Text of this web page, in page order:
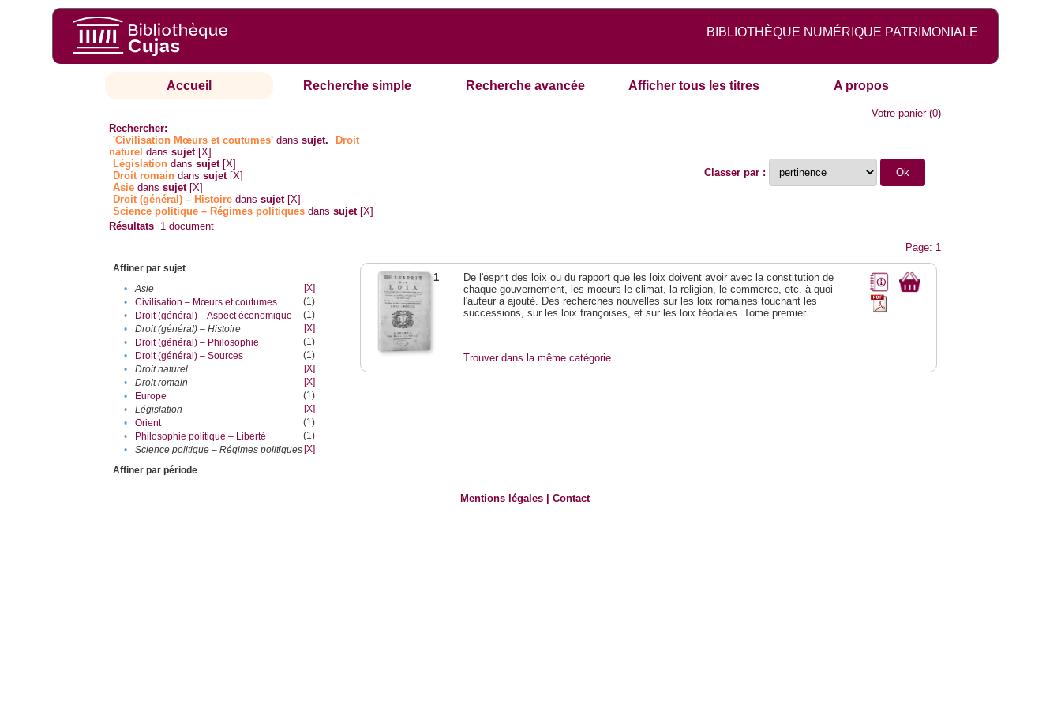
BIBLIOTHÈQUE NUMÉRIQUE PATRIMONIALE
Accueil Recherche simple Recherche avancée Afficher tous les titres A propos
Votre panier(0)
Rechercher:
'Civilisation Mœurs et coutumes' danssujet.
Droit
naturel danssujet [X]
Législation danssujet [X]
Droit romain danssujet [X]
Asie danssujet [X]
Droit (général) – Histoire danssujet [X]
Science politique – Régimes politiques danssujet [X]
Classer par :
Résultats 1 document
Page: 1
Affiner par sujet
•
Asie
[X]
•
Civilisation – Mœurs et coutumes
(1)
•
Droit (général) – Aspect économique
(1)
•
Droit (général) – Histoire
[X]
•
Droit (général) – Philosophie
(1)
•
Droit (général) – Sources
(1)
•
Droit naturel
[X]
•
Droit romain
[X]
•
Europe
(1)
•
Législation
[X]
•
Orient
(1)
•
Philosophie politique – Liberté
(1)
•
Science politique – Régimes politiques [X]
Affiner par période
1
De l'esprit des loix ou du rapport que les loix doivent avoir avec la constitution de
chaque gouvernement, les moeurs le climat, la religion, le commerce, etc. à quoi
l'auteur a ajouté. Des recherches nouvelles sur les loix romaines touchant les
successions, sur les loix françoises, et sur les loix féodales. Tome premier
Trouver dans la même catégorie
Mentions légales |Contact